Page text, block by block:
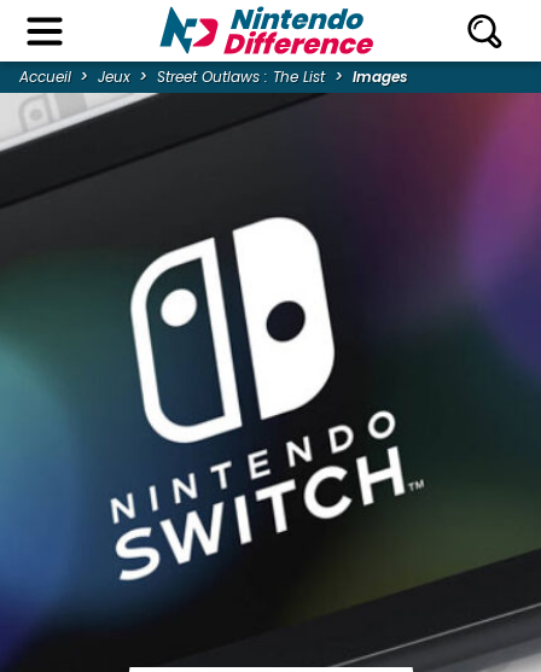
Accueil Jeux Street Outlaws : The List Images